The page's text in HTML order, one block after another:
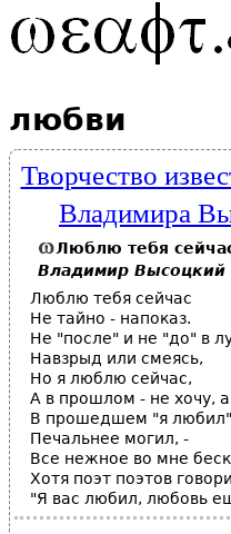
любви
Творчество
Владимира
Люблю тебя
Владимир Высоцкий
Люблю тебя сейчас
Не тайно - напоказ.
Не "после" и не "до" в
Навзрыд или смеясь,
Но я люблю сейчас,
А в прошлом - не хочу,
В прошедшем "я
Печальнее могил, -
Все нежное во мне
Хотя поэт поэтов
"Я вас любил, любовь